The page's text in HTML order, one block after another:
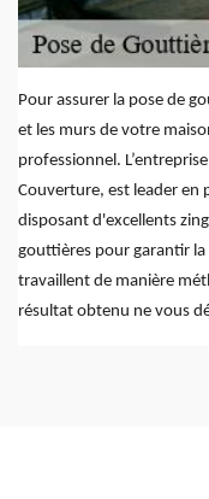
Pour assurer la pose de
et les murs de votre
professionnel.
Couverture, est leader en
disposant d'excellents
gouttières pour garantir
travaillent de manière
résultat obtenu ne vous